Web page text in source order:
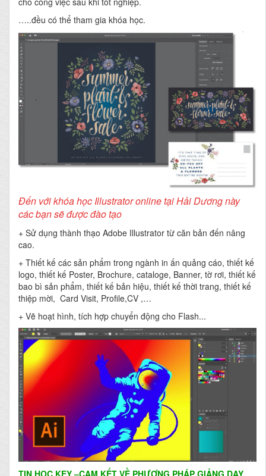
…..đều có thể tham gia khóa học.
Đến với khóa học Illustrator online tại Hải Dương này
các bạn sẽ được đào tạo
+ Sử dụng thành thạo Adobe Illustrator từ căn bản đến nâng
cao.
+ Thiết kế các sản phẩm trong ngành in ấn quảng cáo, thiết kế
logo, thiết kế Poster, Brochure, cataloge, Banner, tờ rơi, thiết kế
bao bì sản phẩm, thiết kế bản hiệu, thiết kế thời trang, thiết kế
thiệp mời, Card Visit, Profile,CV ,…
+ Vẽ hoạt hình, tích hợp chuyển động cho Flash...